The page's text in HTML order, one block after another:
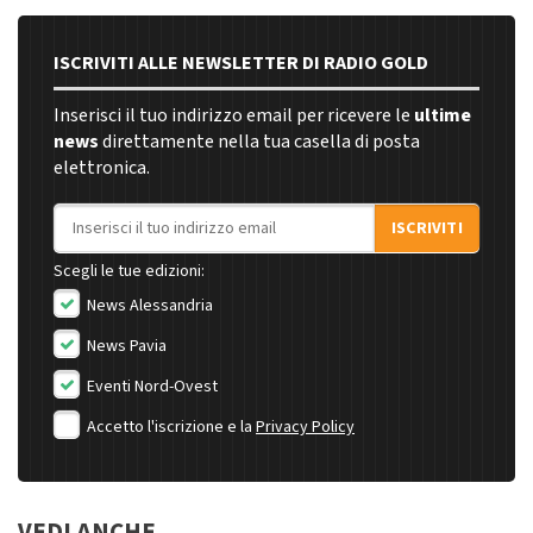
ISCRIVITI ALLE NEWSLETTER DI RADIO GOLD
Inserisci il tuo indirizzo email per ricevere le ultime
newsdirettamente nella tua casella di posta
elettronica.
Indirizzo email
ISCRIVITI
Scegli le tue edizioni:
News Alessandria
News Pavia
Eventi Nord-Ovest
Accetto l'iscrizione e la Privacy Policy